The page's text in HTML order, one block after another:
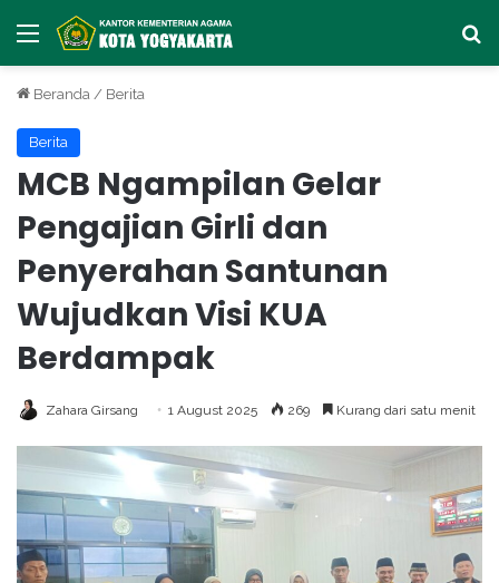
Menu
Beranda / Berita
Berita
MCB Ngampilan Gelar
Pengajian Girli dan
Penyerahan Santunan
Wujudkan Visi KUA
Berdampak
Zahara Girsang 1 August 2025 269 Kurang dari satu menit